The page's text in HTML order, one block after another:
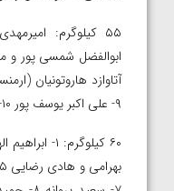
۹- علی اکبر یوسف پور ۱۰- ایلیا شیروانی